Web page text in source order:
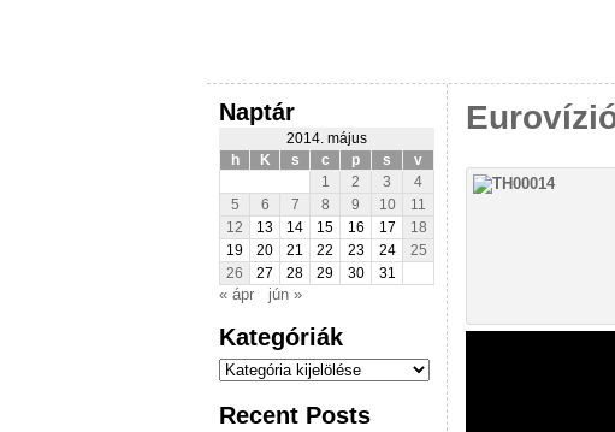
Naptár
2014. május
h
K s c p s
v
1
2 3
4
5
6 7 8 9 10
11
12
13 14 15 16 17
18
19
20 21 22 23 24
25
26
27 28 29 30 31
« ápr jún »
Kategóriák
Kategóriák
Recent Posts